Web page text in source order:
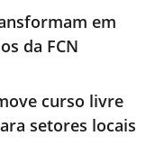
em
da FCN
curso livre
setores locais